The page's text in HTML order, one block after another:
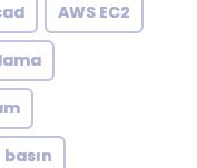
AWS EC2
basın